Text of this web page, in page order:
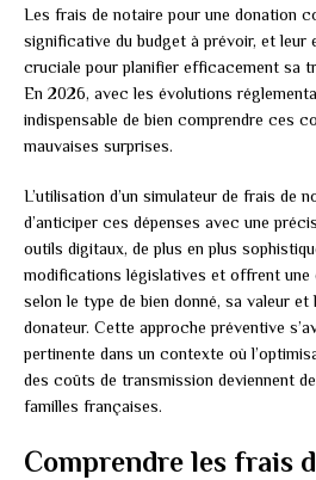
Les frais de notaire pour une donation
significative du budget à prévoir, et leur
cruciale pour planifier efficacement sa
En 2026, avec les évolutions
indispensable de bien comprendre ces
mauvaises surprises.
L’utilisation d’un simulateur de frais de
d’anticiper ces dépenses avec une
outils digitaux, de plus en plus
modifications législatives et offrent une
selon le type de bien donné, sa valeur
donateur. Cette approche préventive
pertinente dans un contexte où
des coûts de transmission deviennent
familles françaises.
Comprendre les frais